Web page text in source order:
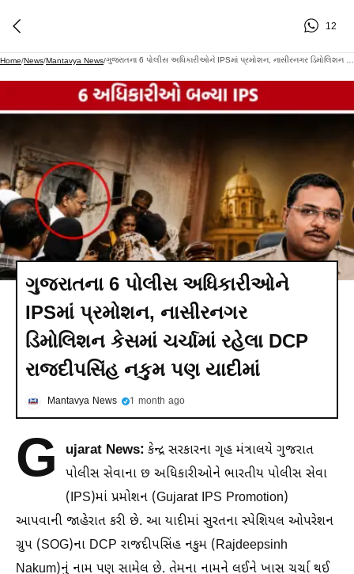
12
Home/News/Mantavya News/
ગુજરાતના 6 પોલીસ અધિકારીઓને
IPSમાં પ્રમોશન, નાસીરનગર
ડિમોલિશન કેસમાં ચર્ચામાં રહેલા DCP
રાજદીપસિંહ નકુમ પણ યાદીમાં
Mantavya News 1 month ago
G ujarat News: કેન્દ્ર સરકારના ગૃહ મંત્રાલયે ગુજરાત
પોલીસ સેવાના છ અધિકારીઓને ભારતીય પોલીસ સેવા
(IPS)માં પ્રમોશન (Gujarat IPS Promotion)
આપવાની જાહેરાત કરી છે. આ યાદીમાં સુરતના સ્પેશિયલ ઓપરેશન
ગ્રુપ (SOG)ના DCP રાજદીપસિંહ નકુમ (Rajdeepsinh
Nakum)નું નામ પણ સામેલ છે. તેમના નામને લઈને ખાસ ચર્ચા થઈ